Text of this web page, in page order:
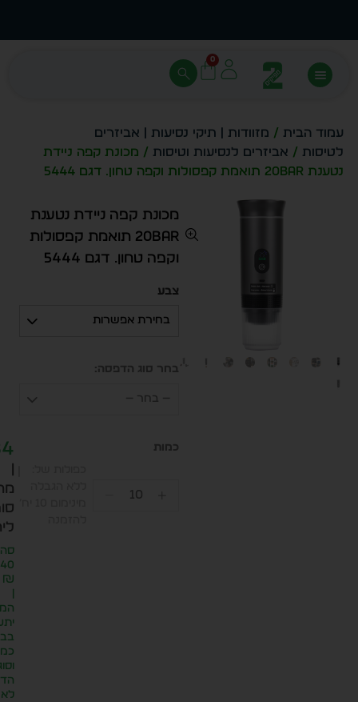
0
עמוד הבית / מזוודות | תיקי נסיעות | אביזרים
לטיסות / אביזרים לנסיעות וטיסות / מכונת קפה ניידת
נטענת 20Bar תואמת קפסולות וקפה טחון. דגם 5444
מכונת קפה ניידת נטענת
20Bar תואמת קפסולות
וקפה טחון. דגם 5444
צבע
בחירת אפשרות
בחר סוג הדפסה:
— בחר —
₪
לא